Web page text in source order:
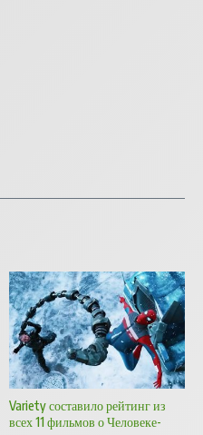
Variety составило рейтинг из
всех 11 фильмов о Человеке-